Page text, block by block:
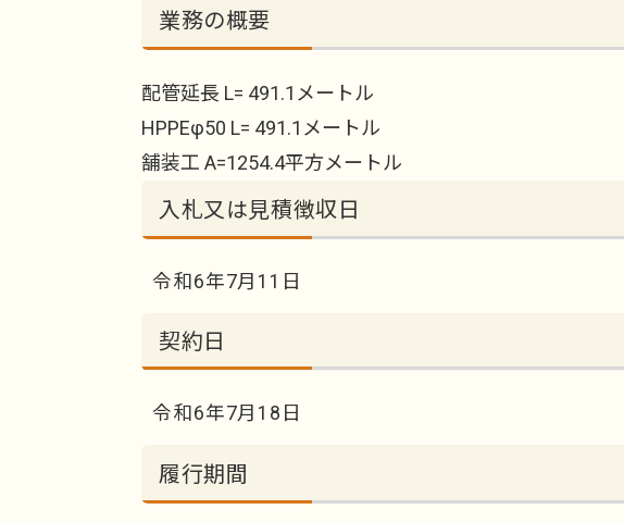
業務の概要
配管延長 L= 491.1メートル
HPPEφ50 L= 491.1メートル
舗装工 A=1254.4平方メートル
入札又は見積徴収日
令和6年7月11日
契約日
令和6年7月18日
履行期間